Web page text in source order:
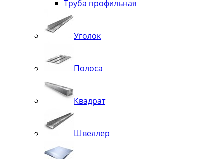
Труба профильная
Уголок
Полоса
Квадрат
Швеллер